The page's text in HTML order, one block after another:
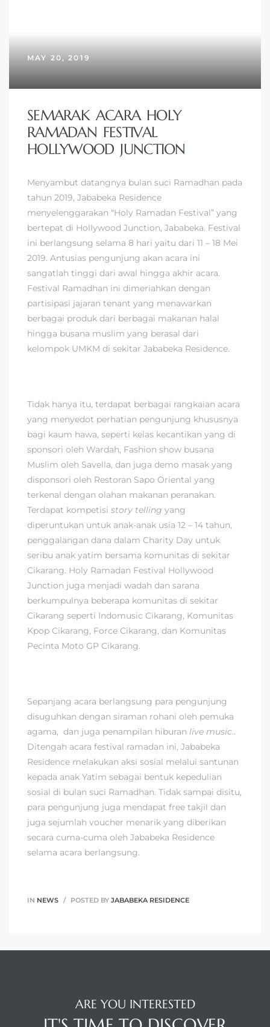
MAY 20, 2019
SEMARAK ACARA HOLY
RAMADAN FESTIVAL
HOLLYWOOD JUNCTION
Menyambut datangnya bulan suci Ramadhan pada
tahun 2019, Jababeka Residence
menyelenggarakan “Holy Ramadan Festival” yang
bertepat di Hollywood Junction, Jababeka. Festival
ini berlangsung selama 8 hari yaitu dari 11 – 18 Mei
2019. Antusias pengunjung akan acara ini
sangatlah tinggi dari awal hingga akhir acara.
Festival Ramadhan ini dimeriahkan dengan
partisipasi jajaran tenant yang menawarkan
berbagai produk dari berbagai makanan halal
hingga busana muslim yang berasal dari
kelompok UMKM di sekitar Jababeka Residence.
Tidak hanya itu, terdapat berbagai rangkaian acara
yang menyedot perhatian pengunjung khususnya
bagi kaum hawa, seperti kelas kecantikan yang di
sponsori oleh Wardah, Fashion show busana
Muslim oleh Savella, dan juga demo masak yang
disponsori oleh Restoran Sapo Oriental yang
terkenal dengan olahan makanan peranakan.
Terdapat kompetisi story telling yang
diperuntukan untuk anak-anak usia 12 – 14 tahun,
penggalangan dana dalam Charity Day untuk
seribu anak yatim bersama komunitas di sekitar
Cikarang. Holy Ramadan Festival Hollywood
Junction juga menjadi wadah dan sarana
berkumpulnya beberapa komunitas di sekitar
Cikarang seperti Indomusic Cikarang, Komunitas
Kpop Cikarang, Force Cikarang, dan Komunitas
Pecinta Moto GP Cikarang.
Sepanjang acara berlangsung para pengunjung
disuguhkan dengan siraman rohani oleh pemuka
agama, dan juga penampilan hiburan live music..
Ditengah acara festival ramadan ini, Jababeka
Residence melakukan aksi sosial melalui santunan
kepada anak Yatim sebagai bentuk kepedulian
sosial di bulan suci Ramadhan. Tidak sampai disitu,
para pengunjung juga mendapat free takjil dan
juga sejumlah voucher menarik yang diberikan
secara cuma-cuma oleh Jababeka Residence
selama acara berlangsung.
IN NEWS POSTED BY JABABEKA RESIDENCE
ARE YOU INTERESTED